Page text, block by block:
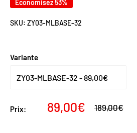
Economisez 53%
SKU: ZY03-MLBASE-32
Variante
Prix:
Prix
89,00€
Prix
189,00€